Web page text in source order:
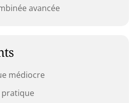
avancée
médiocre